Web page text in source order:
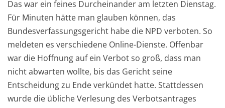
Das war ein feines Durcheinander am letzten Dienstag.
Für Minuten hätte man glauben können, das
Bundesverfassungsgericht habe die NPD verboten. So
meldeten es verschiedene Online-Dienste. Offenbar
war die Hoffnung auf ein Verbot so groß, dass man
nicht abwarten wollte, bis das Gericht seine
Entscheidung zu Ende verkündet hatte. Stattdessen
wurde die übliche Verlesung des Verbotsantrages